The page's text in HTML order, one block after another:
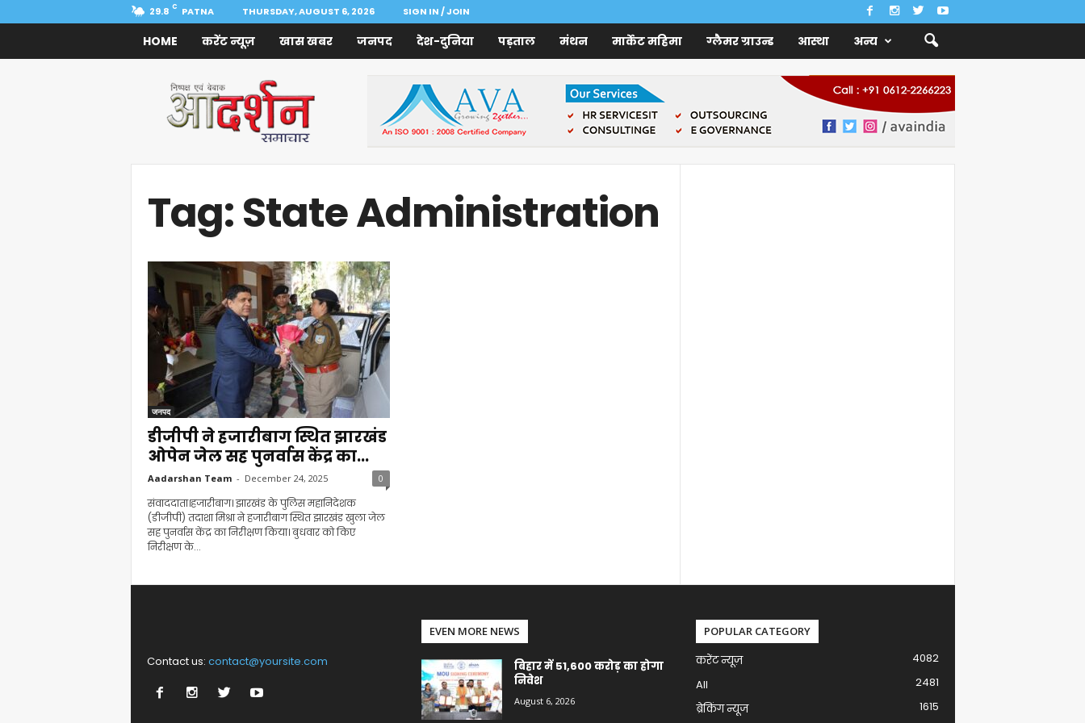
29.8 C PATNA THURSDAY, AUGUST 6, 2026 SIGN IN / JOIN
HOME करेंट न्यूज़ खास खबर जनपद देश-दुनिया पड़ताल मंथन मार्केट महिमा ग्लैमर ग्राउन्ड आस्था अन्य
Samachar
Tag: State Administration
जनपद
डीजीपी ने हजारीबाग स्थित झारखंड
ओपेन जेल सह पुनर्वास केंद्र का...
Aadarshan Team - December 24, 2025 0
संवाददाता।हजारीबाग। झारखंड के पुलिस महानिदेशक
(डीजीपी) तदाशा मिश्रा ने हजारीबाग स्थित झारखंड खुला जेल
सह पुनर्वास केंद्र का निरीक्षण किया। बुधवार को किए
निरीक्षण के...
Contact us: contact@yoursite.com
EVEN MORE NEWS
बिहार में 51,600 करोड़ का होगा
निवेश
August 6, 2026
POPULAR CATEGORY
करेंट न्यूज़
4082
All
2481
ब्रेकिंग न्यूज
1615